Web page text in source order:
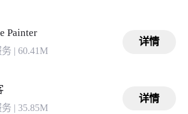
Painter
60.41M
详情
| 35.85M
详情